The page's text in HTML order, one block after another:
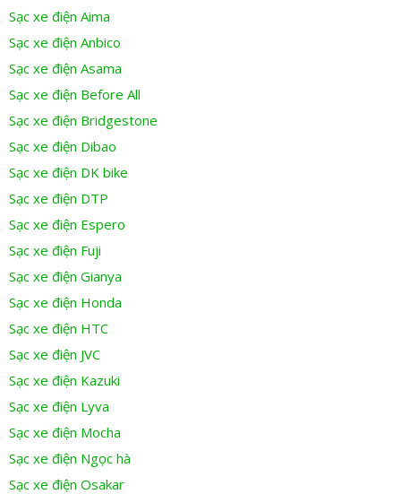
Sạc xe điện Aima
Sạc xe điện Anbico
Sạc xe điện Asama
Sạc xe điện Before All
Sạc xe điện Bridgestone
Sạc xe điện Dibao
Sạc xe điện DK bike
Sạc xe điện DTP
Sạc xe điện Espero
Sạc xe điện Fuji
Sạc xe điện Gianya
Sạc xe điện Honda
Sạc xe điện HTC
Sạc xe điện JVC
Sạc xe điện Kazuki
Sạc xe điện Lyva
Sạc xe điện Mocha
Sạc xe điện Ngọc hà
Sạc xe điện Osakar